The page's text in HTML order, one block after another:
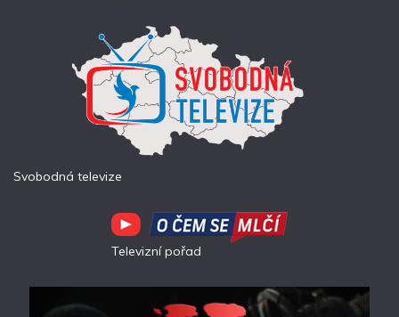
Svobodná televize
Televizní pořad